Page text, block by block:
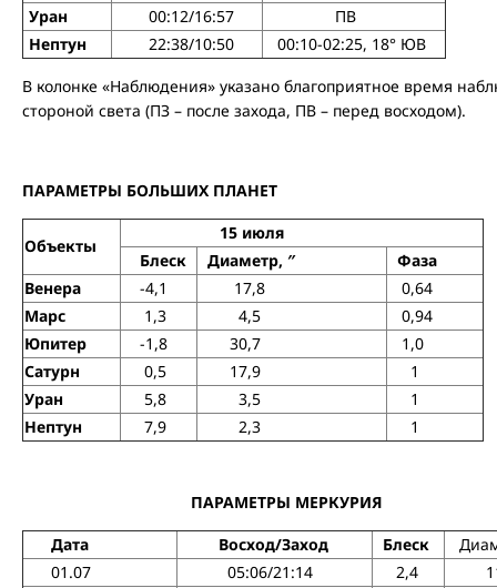
Уран
00:12/16:57
ПВ
Нептун
22:38/10:50
00:10-02:25, 18° ЮВ
В колонке «Наблюдения» указано благоприятное время
стороной света (ПЗ – после захода, ПВ – перед восходом).
ПАРАМЕТРЫ БОЛЬШИХ ПЛАНЕТ
Объекты
15 июля
Блеск
Диаметр, ″
Фаза
Венера
-4,1 17,8
0,64
Марс
1,3 4,5
0,94
Юпитер
-1,8 30,7
1,0
Сатурн
0,5 17,9
1
Уран
5,8 3,5
1
Нептун
7,9 2,3 1
ПАРАМЕТРЫ МЕРКУРИЯ
Дата
Восход/Заход Блеск
01.07
05:06/21:14 2,4